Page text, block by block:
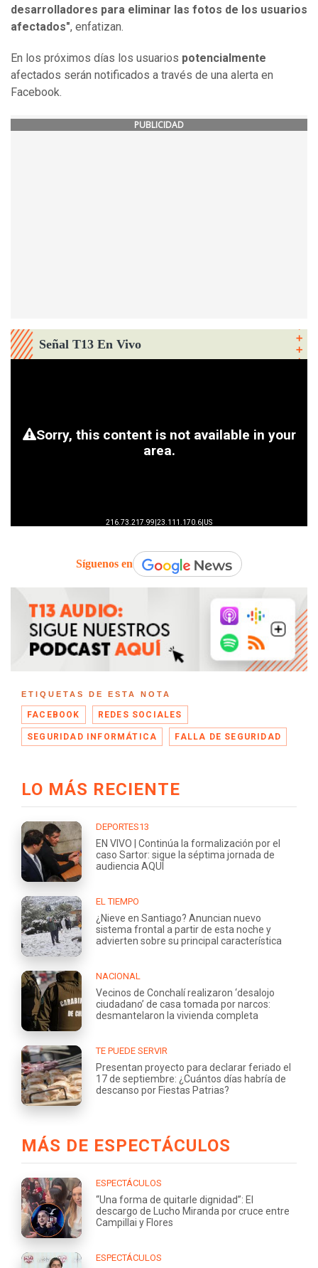
desarrolladores para eliminar las fotos de los usuarios
afectados", enfatizan.
En los próximos días los usuarios potencialmente
afectados serán notificados a través de una alerta en
Facebook.
PUBLICIDAD
Señal T13 En Vivo
Síguenos en
ETIQUETAS DE ESTA NOTA
FACEBOOK REDES SOCIALES
SEGURIDAD INFORMÁTICA FALLA DE SEGURIDAD
LO MÁS RECIENTE
DEPORTES13
EN VIVO | Continúa la formalización por el
caso Sartor: sigue la séptima jornada de
audiencia AQUÍ
EL TIEMPO
¿Nieve en Santiago? Anuncian nuevo
sistema frontal a partir de esta noche y
advierten sobre su principal característica
NACIONAL
Vecinos de Conchalí realizaron ‘desalojo
ciudadano’ de casa tomada por narcos:
desmantelaron la vivienda completa
TE PUEDE SERVIR
Presentan proyecto para declarar feriado el
17 de septiembre: ¿Cuántos días habría de
descanso por Fiestas Patrias?
MÁS DE ESPECTÁCULOS
ESPECTÁCULOS
“Una forma de quitarle dignidad”: El
descargo de Lucho Miranda por cruce entre
Campillai y Flores
ESPECTÁCULOS